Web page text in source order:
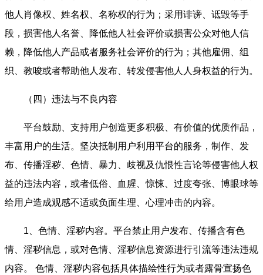
他人肖像权、姓名权、名称权的行为；采用诽谤、诋毁等手
段，损害他人名誉、降低他人社会评价或损害公众对他人信
赖，降低他人产品或者服务社会评价的行为；其他雇佣、组
织、教唆或者帮助他人发布、转发侵害他人人身权益的行为。
（四）违法与不良内容
平台鼓励、支持用户创造更多积极、有价值的优质作品，
丰富用户的生活。坚决抵制用户利用平台的服务，制作、发
布、传播淫秽、色情、暴力、歧视及仇恨性言论等侵害他人权
益的违法内容，或者低俗、血腥、惊悚、过度夸张、博眼球等
给用户造成观感不适或负面生理、心理冲击的内容。
1、色情、淫秽内容。平台禁止用户发布、传播含有色
情、淫秽信息，或对色情、淫秽信息资源进行引流等违法违规
内容。 色情、淫秽内容包括具体描绘性行为或者露骨宣扬色